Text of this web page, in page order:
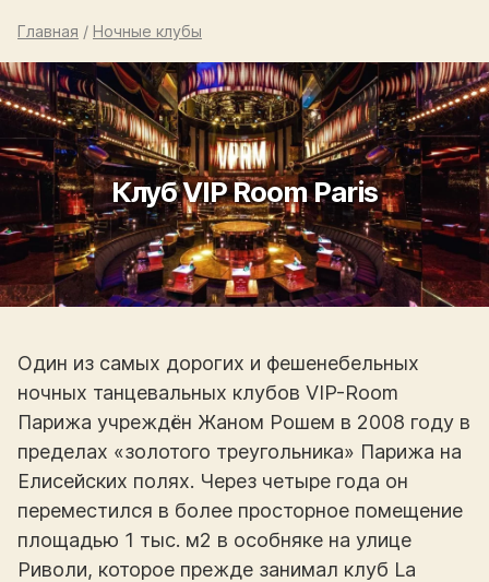
Главная / Ночные клубы
Клуб VIP Room Paris
Один из самых дорогих и фешенебельных
ночных танцевальных клубов VIP-Room
Парижа учреждён Жаном Рошем в 2008 году в
пределах «золотого треугольника» Парижа на
Елисейских полях. Через четыре года он
переместился в более просторное помещение
площадью 1 тыс. м2 в особняке на улице
Риволи, которое прежде занимал клуб La